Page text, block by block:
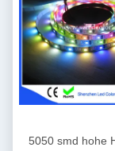
5050 smd hohe